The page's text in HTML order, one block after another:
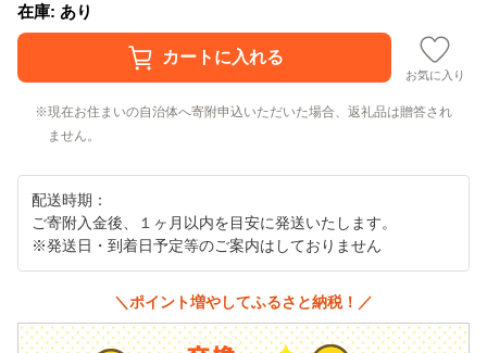
在庫: あり
お気に入り
現在お住まいの自治体へ寄附申込いただいた場合、返礼品は贈答され
ません。
配送時期：
ご寄附入金後、１ヶ月以内を目安に発送いたします。
※発送日・到着日予定等のご案内はしておりません
＼ポイント増やしてふるさと納税！／